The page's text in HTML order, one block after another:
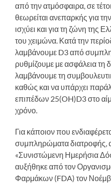
από την ατμόσφαιρα, σε
θεωρείται ανεπαρκής για
ισχύει και για τη ζώνη της
του χειμώνα. Κατά την
λαμβάνουμε D3 από
ρυθμίζουμε με ασφάλεια τη
λαμβάνουμε τη
καθώς και να υπάρχει
επιπέδων 25(OH)D3 στο
χρόνο.
Για κάποιον που
συμπληρώματα διατροφής,
«Συνιστώμενη Ημερήσια
αυξήθηκε από τον
Φαρμάκων (FDA) τον